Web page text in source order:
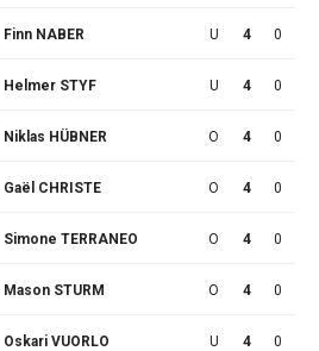
Finn NABER U 4 0
Helmer STYF U 4 0
Niklas HÜBNER O 4 0
Gaël CHRISTE O 4 0
Simone TERRANEO O 4 0
Mason STURM O 4 0
Oskari VUORLO U 4 0